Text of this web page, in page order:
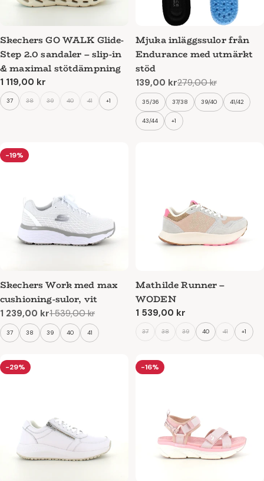
Skechers GO WALK Glide-
Step 2.0 sandaler – slip-in
& maximal stötdämpning
Ordinarie
pris
1 119,00 kr
37 38 39 40 41 +1
Mjuka inläggssulor från
Endurance med utmärkt
stöd
Reapris
139,00 kr
Ordinarie
pris
279,00 kr
35/36 37/38 39/40 41/42
43/44 +1
-19%
Skechers Work med max
cushioning-sulor, vit
Reapris
1 239,00 kr
Ordinarie
pris
1 539,00 kr
37 38 39 40 41
Mathilde Runner –
WODEN
Ordinarie
1 539,00 kr
37 38 39 40 41 +1
-29% -16%